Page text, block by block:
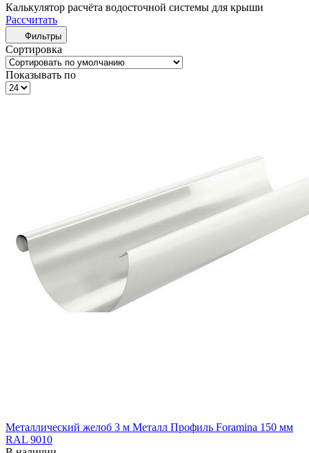
Калькулятор расчёта водосточной системы для крыши
Рассчитать
Фильтры
Сортировка
Показывать по
Металлический желоб 3 м Металл Профиль Foramina 150 мм
RAL 9010